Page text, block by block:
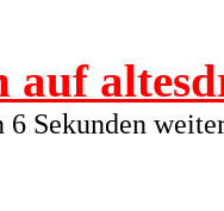
auf
6 Sekunden